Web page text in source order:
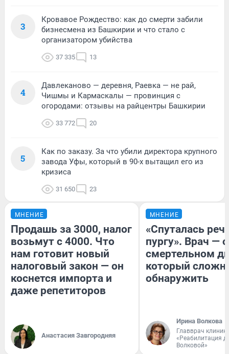
3
Кровавое Рождество: как до смерти забили
бизнесмена из Башкирии и что стало с
организатором убийства
37 335 13
4
Давлеканово — деревня, Раевка — не рай,
Чишмы и Кармаскалы — провинция с
огородами: отзывы на райцентры Башкирии
33 772 20
5
Как по заказу. За что убили директора крупного
завода Уфы, который в 90-х вытащил его из
кризиса
31 650 23
МНЕНИЕ
Продашь за 3000, налог
возьмут с 4000. Что
нам готовит новый
налоговый закон — он
коснется импорта и
даже репетиторов
Анастасия Завгородняя
МНЕНИЕ
«Спуталась
пургу». Врач — о
смертельном
который
обнаружить
Ирина Волкова
Главврач
«Реабилитация
Волковой»